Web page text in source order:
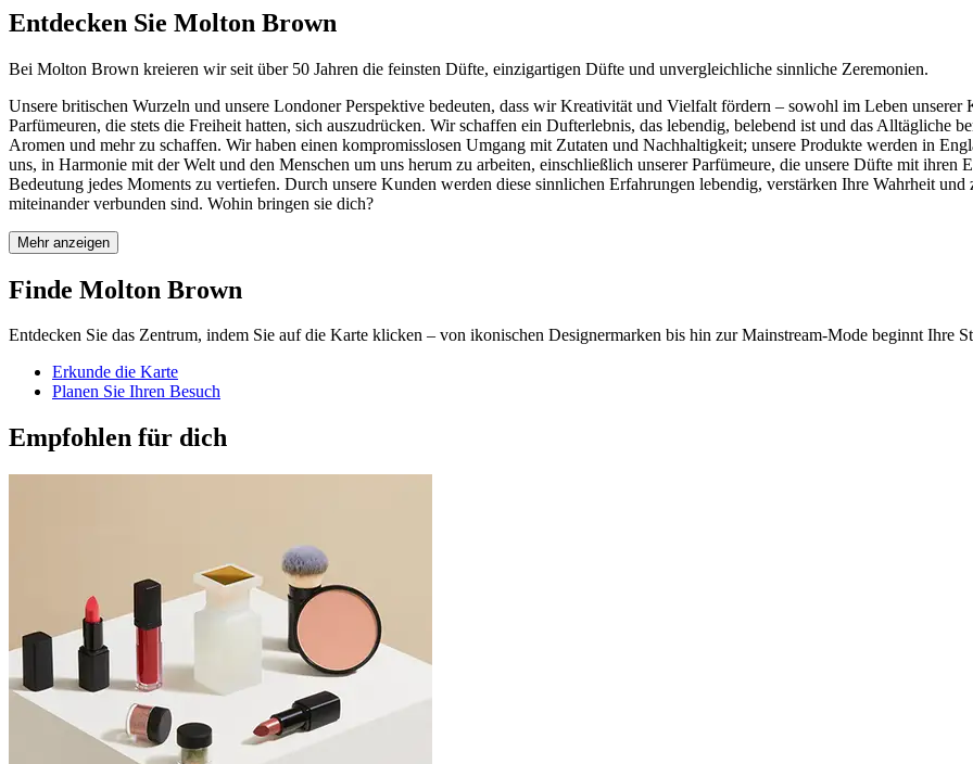
Entdecken Sie Molton Brown
Bei Molton Brown kreieren wir seit über 50 Jahren die feinsten Düfte, einzigartigen Düfte und unvergleichliche sinnliche Zeremonien.
Unsere britischen Wurzeln und unsere Londoner Perspektive bedeuten, dass wir Kreativität und Vielfalt fördern – sowohl im Leben unserer
Parfümeuren, die stets die Freiheit hatten, sich auszudrücken. Wir schaffen ein Dufterlebnis, das lebendig, belebend ist und das Alltägliche
Aromen und mehr zu schaffen. Wir haben einen kompromisslosen Umgang mit Zutaten und Nachhaltigkeit; unsere Produkte werden in
uns, in Harmonie mit der Welt und den Menschen um uns herum zu arbeiten, einschließlich unserer Parfümeure, die unsere Düfte mit
Bedeutung jedes Moments zu vertiefen. Durch unsere Kunden werden diese sinnlichen Erfahrungen lebendig, verstärken Ihre Wahrheit
miteinander verbunden sind. Wohin bringen sie dich?
Mehr anzeigen
Finde Molton Brown
Entdecken Sie das Zentrum, indem Sie auf die Karte klicken – von ikonischen Designermarken bis hin zur Mainstream-Mode beginnt Ihre
Erkunde die Karte
Planen Sie Ihren Besuch
Empfohlen für dich